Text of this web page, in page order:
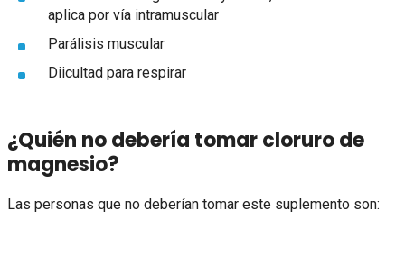
aplica por vía intramuscular
Parálisis muscular
Diicultad para respirar
¿Quién no debería tomar cloruro de
magnesio?
Las personas que no deberían tomar este suplemento son: